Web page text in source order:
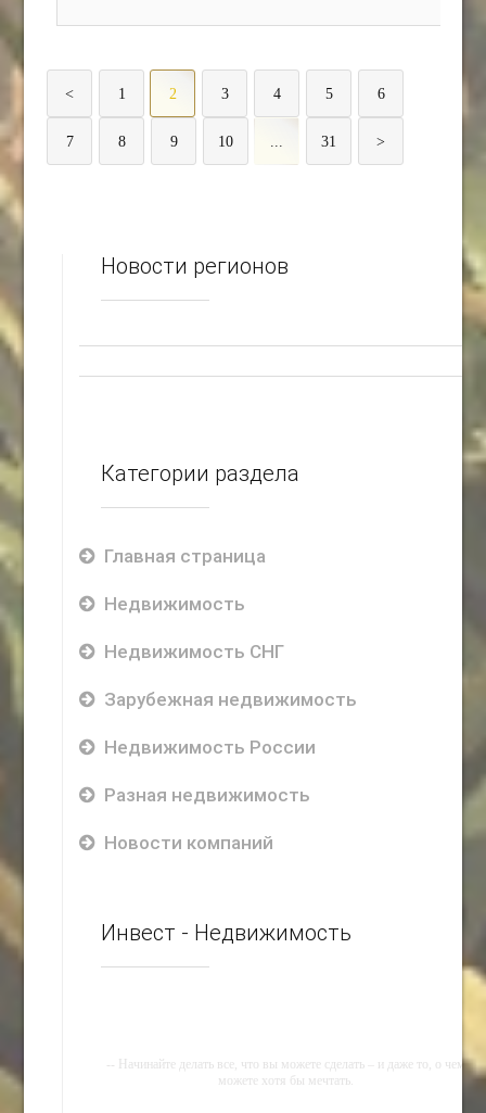
< 1 2 3 4 5 6
7 8 9 10 ... 31 >
Новости регионов
Категории раздела
Главная страница
Недвижимость
Недвижимость СНГ
Зарубежная недвижимость
Недвижимость России
Разная недвижимость
Новости компаний
Инвест - Недвижимость
-- Начинайте делать все, что вы можете сделать – и даже то, о чем
можете хотя бы мечтать.